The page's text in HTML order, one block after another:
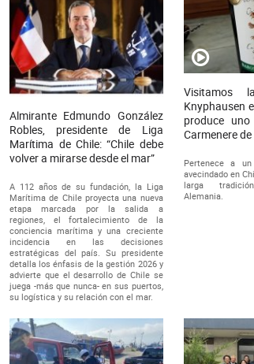
Almirante Edmundo González
Robles, presidente de Liga
Marítima de Chile: “Chile debe
volver a mirarse desde el mar”
A 112 años de su fundación, la Liga
Marítima de Chile proyecta una nueva
etapa marcada por la salida a
regiones, el fortalecimiento de la
conciencia marítima y una creciente
incidencia en las decisiones
estratégicas del país. Su presidente
detalla los énfasis de la gestión 2026 y
advierte que el desarrollo de Chile se
juega -más que nunca- en sus puertos,
su logística y su relación con el mar.
Visitamos
Knyphausen
produce
Carmenere de
Pertenece a
avecindado en
larga
Alemania.